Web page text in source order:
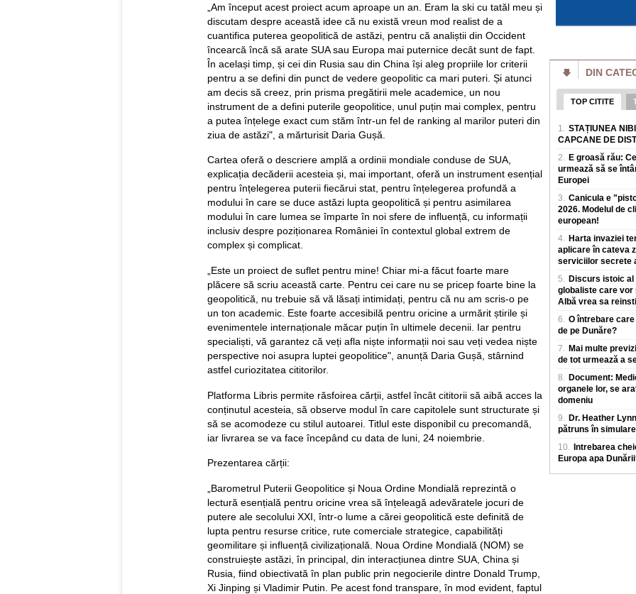
„Am început acest proiect acum aproape un an. Eram la ski cu tatăl meu și
discutam despre această idee că nu există vreun mod realist de a
cuantifica puterea geopolitică de astăzi, pentru că analiștii din Occident
încearcă încă să arate SUA sau Europa mai puternice decât sunt de fapt.
În același timp, și cei din Rusia sau din China își aleg propriile lor criterii
pentru a se defini din punct de vedere geopolitic ca mari puteri. Și atunci
am decis să creez, prin prisma pregătirii mele academice, un nou
instrument de a defini puterile geopolitice, unul puțin mai complex, pentru
a putea înțelege exact cum stăm într-un fel de ranking al marilor puteri din
ziua de astăzi", a mărturisit Daria Gușă.
Cartea oferă o descriere amplă a ordinii mondiale conduse de SUA,
explicația decăderii acesteia și, mai important, oferă un instrument esențial
pentru înțelegerea puterii fiecărui stat, pentru înțelegerea profundă a
modului în care se duce astăzi lupta geopolitică și pentru asimilarea
modului în care lumea se împarte în noi sfere de influență, cu informații
inclusiv despre poziționarea României în contextul global extrem de
complex și complicat.
„Este un proiect de suflet pentru mine! Chiar mi-a făcut foarte mare
plăcere să scriu această carte. Pentru cei care nu se pricep foarte bine la
geopolitică, nu trebuie să vă lăsați intimidați, pentru că nu am scris-o pe
un ton academic. Este foarte accesibilă pentru oricine a urmărit știrile și
evenimentele internaționale măcar puțin în ultimele decenii. Iar pentru
specialiști, vă garantez că veți afla niște informații noi sau veți vedea niște
perspective noi asupra luptei geopolitice", anunță Daria Gușă, stârnind
astfel curiozitatea cititorilor.
Platforma Libris permite răsfoirea cărții, astfel încât cititorii să aibă acces la
conținutul acesteia, să observe modul în care capitolele sunt structurate și
să se acomodeze cu stilul autoarei. Titlul este disponibil cu precomandă,
iar livrarea se va face începând cu data de luni, 24 noiembrie.
Prezentarea cărții:
„Barometrul Puterii Geopolitice și Noua Ordine Mondială reprezintă o
lectură esențială pentru oricine vrea să înțeleagă adevăratele jocuri de
putere ale secolului XXI, într-o lume a cărei geopolitică este definită de
lupta pentru resurse critice, rute comerciale strategice, capabilități
geomilitare și influență civilizațională. Noua Ordine Mondială (NOM) se
construiește astăzi, în principal, din interacțiunea dintre SUA, China și
Rusia, fiind obiectivată în plan public prin negocierile dintre Donald Trump,
Xi Jinping și Vladimir Putin. Pe acest fond transpare, în mod evident, faptul
Cât a costat-o
„Dacă vă
va fi"
achite pentru o
Bulgaria face
Ministrul de la
România
Bulgaria face
de la Sofia se
masivBulgaria
România a
Inteligență
Cei opt elevi care
Internationala de
perioada 2-8
DIN
TOP CITITE
1. STAȚIUNEA
CAPCANE DE
2. E groasă rău:
urmează să se
Europei
3. Canicula e
2026. Modelul de
european!
4. Harta invaziei
aplicare în cateva
serviciilor secrete
5. Discurs istoic
globaliste care vor
Albă vrea sa
6. O întrebare
de pe Dunăre?
7. Mai multe
de tot urmează a
8. Document:
organele lor, se
domeniu
9. Dr. Heather
pătruns în
10. Intrebarea
Europa apa